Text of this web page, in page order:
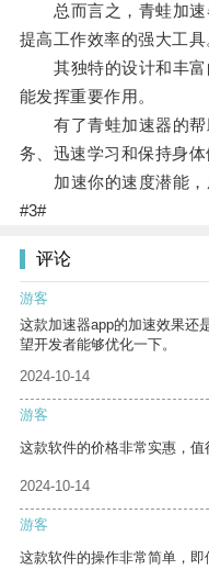
总而言之，青蛙加速
提高工作效率的强大工具
其独特的设计和丰富
能发挥重要作用。
有了青蛙加速器的帮
务、迅速学习和保持身体
加速你的速度潜能，
#3#
评论
游客
这款加速器app的加速效果还
望开发者能够优化一下。
2024-10-14
游客
这款软件的价格非常实惠，值
2024-10-14
游客
这款软件的操作非常简单，即